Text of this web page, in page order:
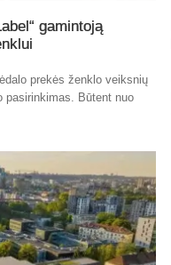
gamintoją
prekės ženklo veiksnių
pasirinkimas. Būtent nuo